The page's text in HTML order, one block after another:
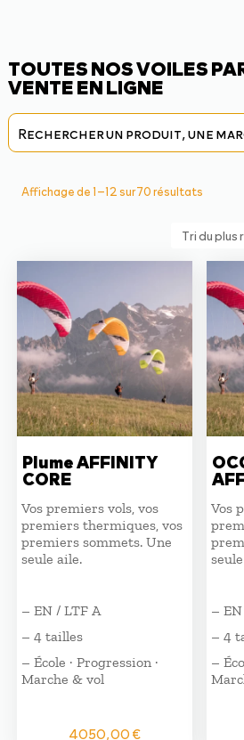
TOUTES NOS VOILES
VENTE EN LIGNE
Affichage de 1–12 sur 70 résultatsTrié
récent
ancien
Plume AFFINITY
CORE
Vos premiers vols, vos
premiers thermiques, vos
premiers sommets. Une
seule aile.
– EN / LTF A
– 4 tailles
– École · Progression ·
Marche & vol
4050,00€
Vos
–
– 4
–